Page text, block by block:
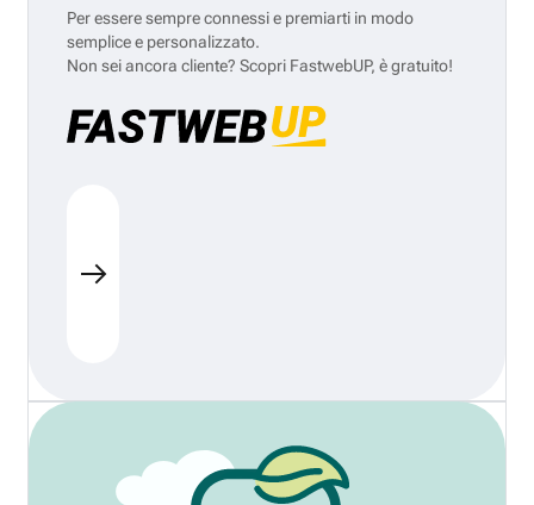
Per essere sempre connessi e premiarti in modo
semplice e personalizzato.
Non sei ancora cliente? Scopri FastwebUP, è gratuito!